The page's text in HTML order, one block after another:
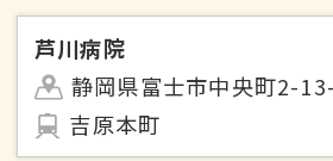
芦川病院
静岡県富士市中央町2-
吉原本町